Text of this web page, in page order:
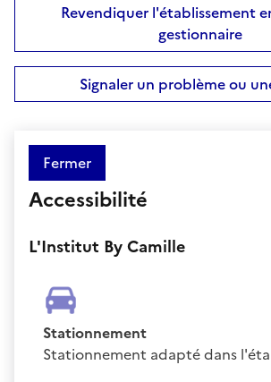
Revendiquer l'établissement
gestionnaire
Signaler un problème ou
Fermer
Accessibilité
L'Institut By Camille
Stationnement
Stationnement adapté dans